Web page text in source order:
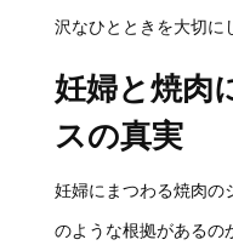
沢なひとときを大切に
妊婦と焼肉
スの真実
妊婦にまつわる焼肉の
のような根拠があるの